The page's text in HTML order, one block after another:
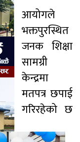
आयोगले
भक्तपुरस्थित
जनक शिक्षा
सामग्री
केन्द्रमा
मतपत्र छपाई
गरिरहेको छ